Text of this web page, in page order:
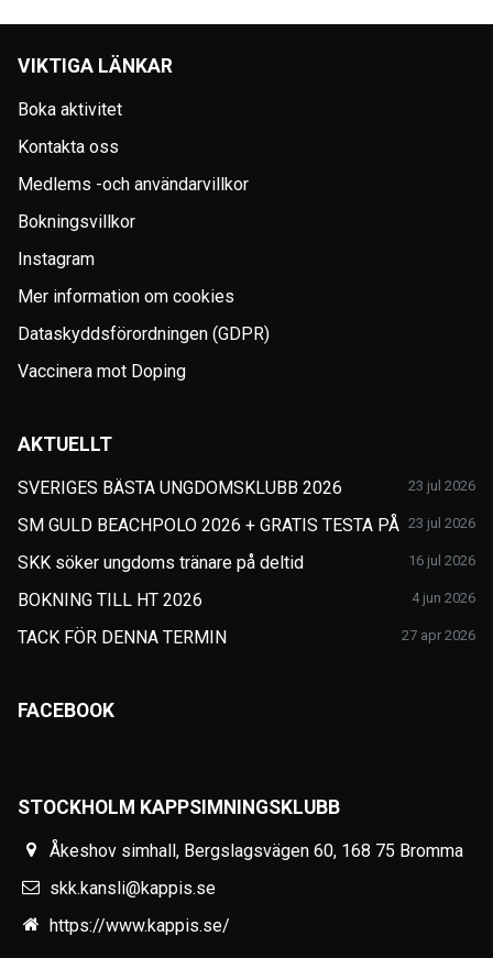
VIKTIGA LÄNKAR
Boka aktivitet
Kontakta oss
Medlems -och användarvillkor
Bokningsvillkor
Instagram
Mer information om cookies
Dataskyddsförordningen (GDPR)
Vaccinera mot Doping
AKTUELLT
SVERIGES BÄSTA UNGDOMSKLUBB 2026 23 jul 2026
SM GULD BEACHPOLO 2026 + GRATIS TESTA PÅ 23 jul 2026
SKK söker ungdoms tränare på deltid 16 jul 2026
BOKNING TILL HT 2026 4 jun 2026
TACK FÖR DENNA TERMIN 27 apr 2026
FACEBOOK
STOCKHOLM KAPPSIMNINGSKLUBB
Åkeshov simhall, Bergslagsvägen 60, 168 75 Bromma
skk.kansli@kappis.se
https://www.kappis.se/